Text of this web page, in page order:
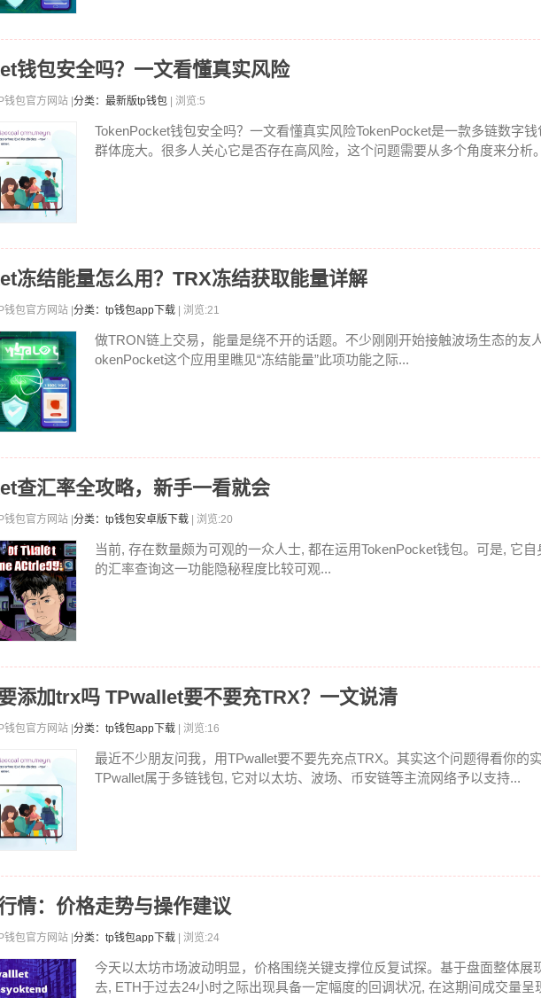
钱包安全吗？一文看懂真实风险
包官方网站 | 分类：最新版tp钱包 | 浏览:5
TokenPocket钱包安全吗？一文看懂真实风险TokenPocket是一款多链数字钱
群体庞大。很多人关心它是否存在高风险，这个问题需要从多个角度来分析
冻结能量怎么用？TRX冻结获取能量详解
包官方网站 | 分类：tp钱包app下载 | 浏览:21
做TRON链上交易，能量是绕不开的话题。不少刚刚开始接触波场生态的友
okenPocket这个应用里瞧见“冻结能量”此项功能之际...
查汇率全攻略，新手一看就会
包官方网站 | 分类：tp钱包安卓版下载 | 浏览:20
当前, 存在数量颇为可观的一众人士, 都在运用TokenPocket钱包。可是, 它自
的汇率查询这一功能隐秘程度比较可观...
添加trx吗 TPwallet要不要充TRX？一文说清
包官方网站 | 分类：tp钱包app下载 | 浏览:16
最近不少朋友问我，用TPwallet要不要先充点TRX。其实这个问题得看你的实
TPwallet属于多链钱包, 它对以太坊、波场、币安链等主流网络予以支持...
情：价格走势与操作建议
包官方网站 | 分类：tp钱包app下载 | 浏览:24
今天以太坊市场波动明显，价格围绕关键支撑位反复试探。基于盘面整体展
去, ETH于过去24小时之际出现具备一定幅度的回调状况, 在这期间成交量呈